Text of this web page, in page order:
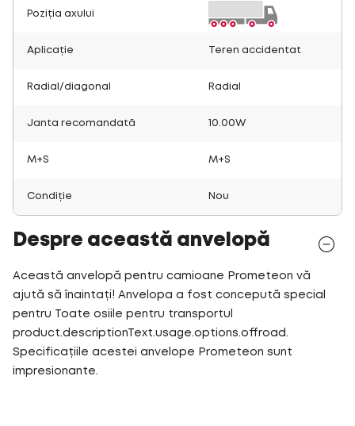
Poziția axului
Aplicație Teren accidentat
Radial/diagonal Radial
Janta recomandată 10.00W
M+S M+S
Condiție Nou
Despre această anvelopă
Această anvelopă pentru camioane Prometeon vă
ajută să înaintați! Anvelopa a fost concepută special
pentru Toate osiile pentru transportul
product.descriptionText.usage.options.offroad.
Specificațiile acestei anvelope Prometeon sunt
impresionante.